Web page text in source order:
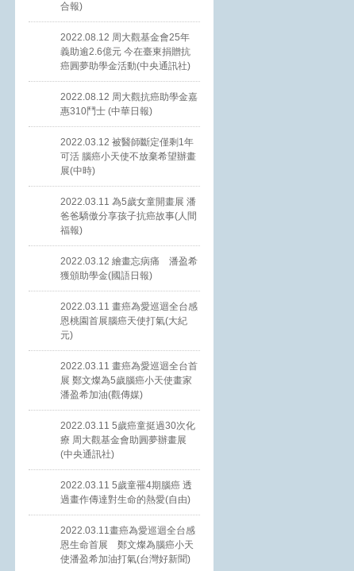
合報)
2022.08.12 周大觀基金會25年
義助逾2.6億元 今在臺東捐贈抗
癌圓夢助學金活動(中央通訊社)
2022.08.12 周大觀抗癌助學金嘉
惠310鬥士 (中華日報)
2022.03.12 被醫師斷定僅剩1年
可活 腦癌小天使不放棄希望辦畫
展(中時)
2022.03.11 為5歲女童開畫展 潘
爸爸驕傲分享孩子抗癌故事(人間
福報)
2022.03.12 繪畫忘病痛 潘盈希
獲頒助學金(國語日報)
2022.03.11 畫癌為愛巡迴全台感
恩桃園首展腦癌天使打氣(大紀
元)
2022.03.11 畫癌為愛巡迴全台首
展 鄭文燦為5歲腦癌小天使畫家
潘盈希加油(觀傳媒)
2022.03.11 5歲癌童挺過30次化
療 周大觀基金會助圓夢辦畫展
(中央通訊社)
2022.03.11 5歲童罹4期腦癌 透
過畫作傳達對生命的熱愛(自由)
2022.03.11畫癌為愛巡迴全台感
恩生命首展 鄭文燦為腦癌小天
使潘盈希加油打氣(台灣好新聞)